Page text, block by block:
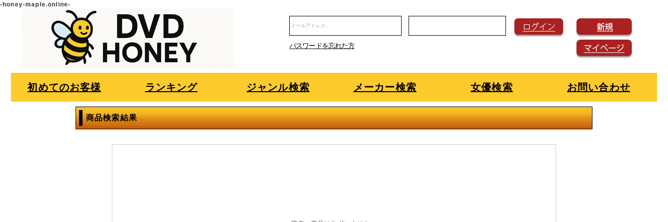
-honey-maple.online-
パスワードを忘れた方
初めてのお客様 ランキング ジャンル検索 メーカー検索 女優検索 お問い合わせ
商品検索結果